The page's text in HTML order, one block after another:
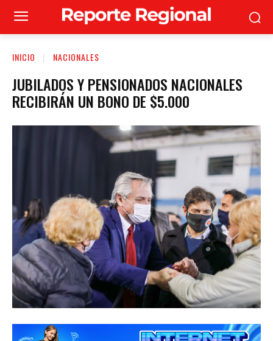
INICIO NACIONALES
JUBILADOS Y PENSIONADOS NACIONALES
RECIBIRÁN UN BONO DE $5.000